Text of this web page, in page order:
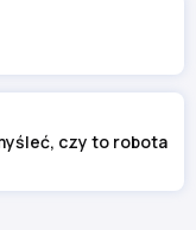
czy to robota